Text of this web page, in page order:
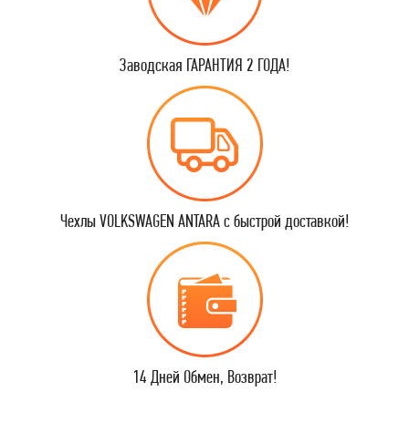
Заводская ГАРАНТИЯ 2 ГОДА!
Чехлы VOLKSWAGEN ANTARA с быстрой доставкой!
14 Дней Обмен, Возврат!